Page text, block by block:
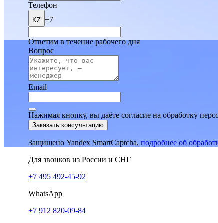
Телефон
KZ +7
Ответим в течение рабочего дня
Вопрос
Email
Нажимая кнопку, вы даёте согласие на обработку
Заказать консультацию
Защищено Yandex SmartCaptcha, подробнее об
Для звонков из России и СНГ
+7 495 492-45-92
WhatsApp
+7 912 820-09-84